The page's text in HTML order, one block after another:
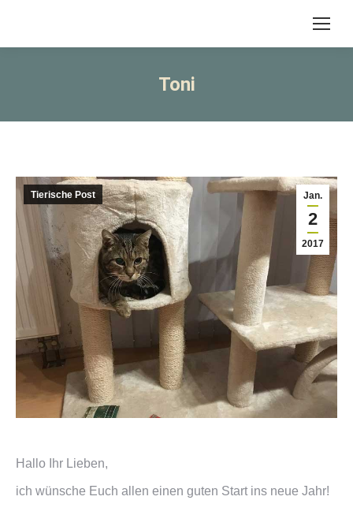
Toni
Jan.
2
2017
Tierische Post
Hallo Ihr Lieben,
ich wünsche Euch allen einen guten Start ins neue Jahr!